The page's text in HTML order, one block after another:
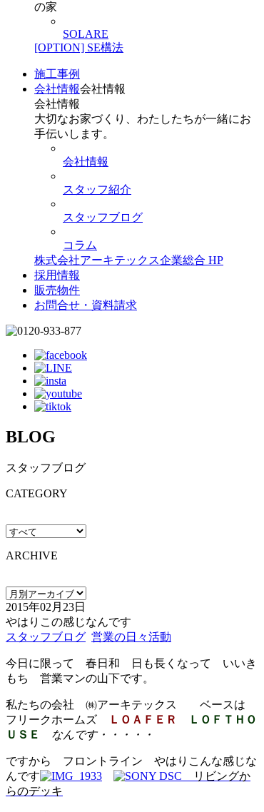
の家
SOLARE
[OPTION] SE構法
施工事例
会社情報会社情報
会社情報
大切なお家づくり、わたしたちが一緒にお
手伝いします。
会社情報
スタッフ紹介
スタッフブログ
コラム
株式会社アーキテックス企業総合 HP
採用情報
販売物件
お問合せ・資料請求
BLOG
スタッフブログ
CATEGORY
ARCHIVE
2015年02月23日
やはりこの感じなんです
スタッフブログ 営業の日々活動
今日に限って 春日和 日も長くなって いいき
もち 営業マンの山下です。
私たちの会社 ㈱アーキテックス ベースは
フリークホームズ
ＬＯＡＦＥＲ
ＬＯＦＴＨＯ
ＵＳＥ なんです・・・・・
ですから フロントライン やはりこんな感じな
んです
リビングか
らのデッキ